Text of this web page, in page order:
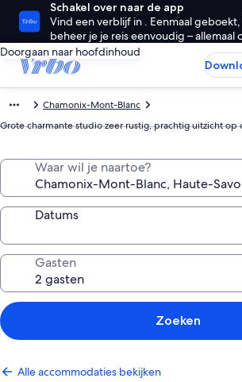
Schakel over naar de app
Vind een verblijf in . Eenmaal
beheer je je reis eenvoudig – allemaal
Doorgaan naar hoofdinhoud
Chamonix-Mont-Blanc
Grote charmante studio zeer rustig, prachtig uitzicht op
Waar wil je naartoe?
Datums
Gasten
Zoeken
Alle accommodaties bekijken